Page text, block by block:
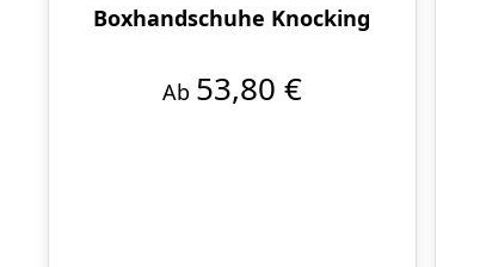
Boxhandschuhe Knocking
Ab 53,80 €